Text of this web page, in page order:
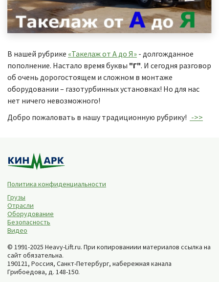
В нашей рубрике «Такелаж от А до Я» - долгожданное
пополнение. Настало время буквы "Г". И сегодня разговор
об очень дорогостоящем и сложном в монтаже
оборудовании – газотурбинных установках! Но для нас
нет ничего невозможного!
Добро пожаловать в нашу традиционную рубрику! ->>
Политика конфиденциальности
Грузы
Отрасли
Оборудование
Безопасность
Видео
© 1991-2025 Heavy-Lift.ru. При копированиии материалов ссылка на
сайт обязательна.
190121, Россия, Санкт-Петербург, набережная канала
Грибоедова, д. 148-150.